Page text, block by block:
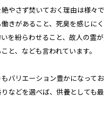
やさず焚いておく理由は様々
きがあること、死臭を感じに
を紛らわせること、故人の霊
と、なども言われています。
バリエーション豊かになって
などを選べば、供養としても最